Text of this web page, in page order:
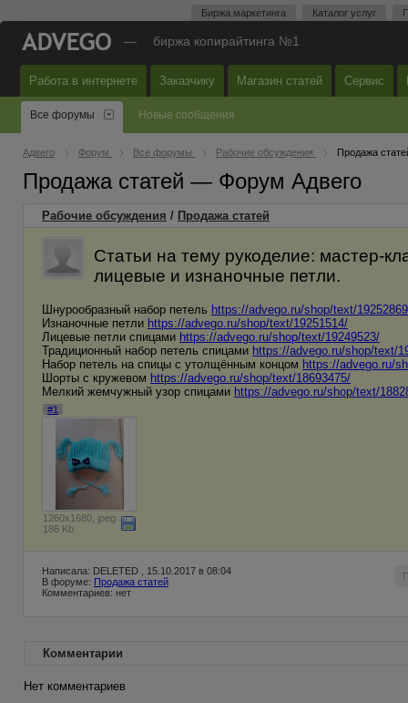
Биржа маркетинга Каталог услуг
— биржа копирайтинга №1
Работа в интернете Заказчику Магазин статей Сервис
Все форумы Новые сообщения
Адвего Форум Все форумы Рабочие обсуждения Продажа
Продажа статей — Форум Адвего
Рабочие обсуждения / Продажа статей
Статьи на тему рукоделие: мастер-
лицевые и изнаночные петли.
Шнурообразный набор петель https://advego.ru/shop/text/
Изнаночные петли https://advego.ru/shop/text/19251514/
Лицевые петли спицами https://advego.ru/shop/text/19249523/
Традиционный набор петель спицами https://advego.ru/shop/text/
Набор петель на спицы с утолщённым концом https://advego.ru/
Шорты с кружевом https://advego.ru/shop/text/18693475/
Мелкий жемчужный узор спицами https://advego.ru/shop/text/
#1
1260x1680, jpeg
186 Kb
Написала: DELETED , 15.10.2017 в 08:04
В форуме: Продажа статей
Комментариев: нет
Комментарии
Нет комментариев